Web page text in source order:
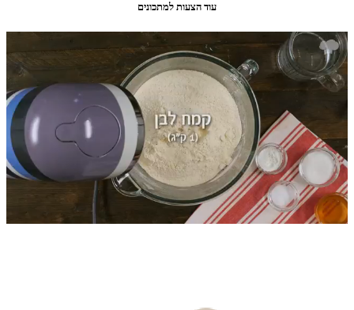
עוד הצעות למתכונים